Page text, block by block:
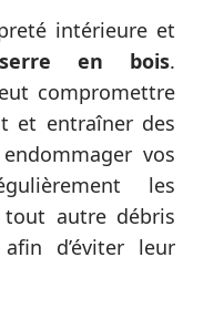
intérieure et
serre en bois.
compromettre
et entraîner des
vos
les
autre débris
d’éviter leur